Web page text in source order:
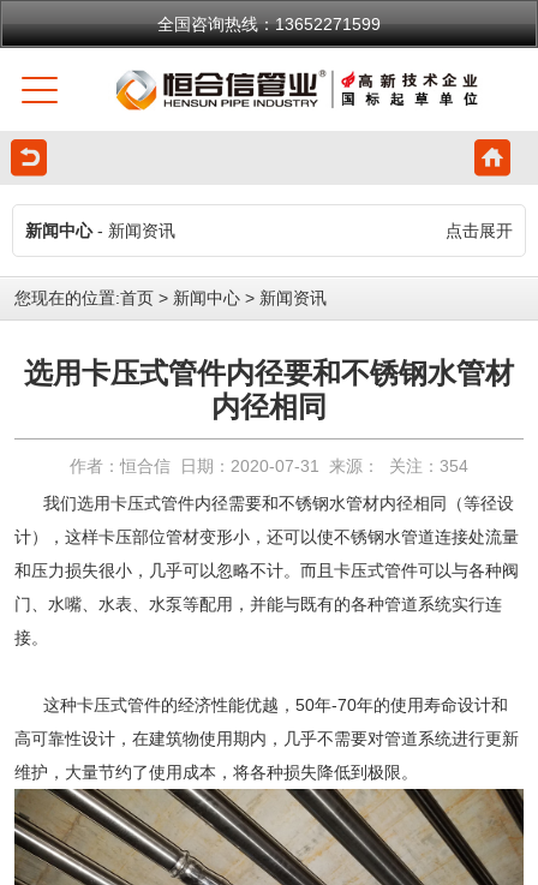
全国咨询热线：13652271599
新闻中心- 新闻资讯 点击展开
您现在的位置:首页 > 新闻中心 > 新闻资讯
选用卡压式管件内径要和不锈钢水管材
内径相同
作者：恒合信 日期：2020-07-31 来源： 关注： 354
我们选用卡压式管件内径需要和不锈钢水管材内径相同（等径设
计），这样卡压部位管材变形小，还可以使不锈钢水管道连接处流量
和压力损失很小，几乎可以忽略不计。而且卡压式管件可以与各种阀
门、水嘴、水表、水泵等配用，并能与既有的各种管道系统实行连
接。
这种卡压式管件的经济性能优越，50年-70年的使用寿命设计和
高可靠性设计，在建筑物使用期内，几乎不需要对管道系统进行更新
维护，大量节约了使用成本，将各种损失降低到极限。